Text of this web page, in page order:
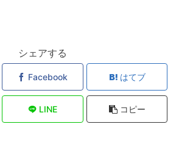
シェアする
Facebook はてブ
LINE コピー